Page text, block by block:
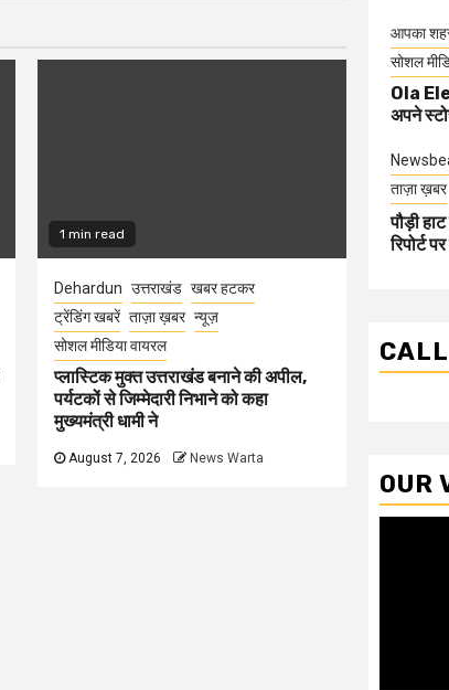
1 min read
Dehardun उत्तराखंड खबर हटकर
ट्रेंडिंग खबरें ताज़ा ख़बर न्यूज़
सोशल मीडिया वायरल
प्लास्टिक मुक्त उत्तराखंड बनाने की अपील,
पर्यटकों से जिम्मेदारी निभाने को कहा
मुख्यमंत्री धामी ने
August 7, 2026 News Warta
आपका
सोशल
Ola
अपने
ताज़ा ख़बर
पौड़ी
रिपोर्ट
OUR